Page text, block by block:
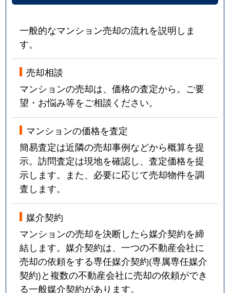
一般的なマンション売却の流れを説明しま
す。
売却相談
マンションの売却は、価格の査定から。ご要
望・お悩み等をご相談ください。
マンションの価格を査定
簡易査定は近隣の売却事例などから概算を提
示。訪問査定は現地を確認し、査定価格を提
示します。また、必要に応じて売却物件を調
査します。
媒介契約
マンションの売却を決断したら媒介契約を締
結します。媒介契約は、一つの不動産会社に
売却の依頼をする専任媒介契約(専属専任媒介
契約)と複数の不動産会社に売却の依頼ができ
る一般媒介契約があります。